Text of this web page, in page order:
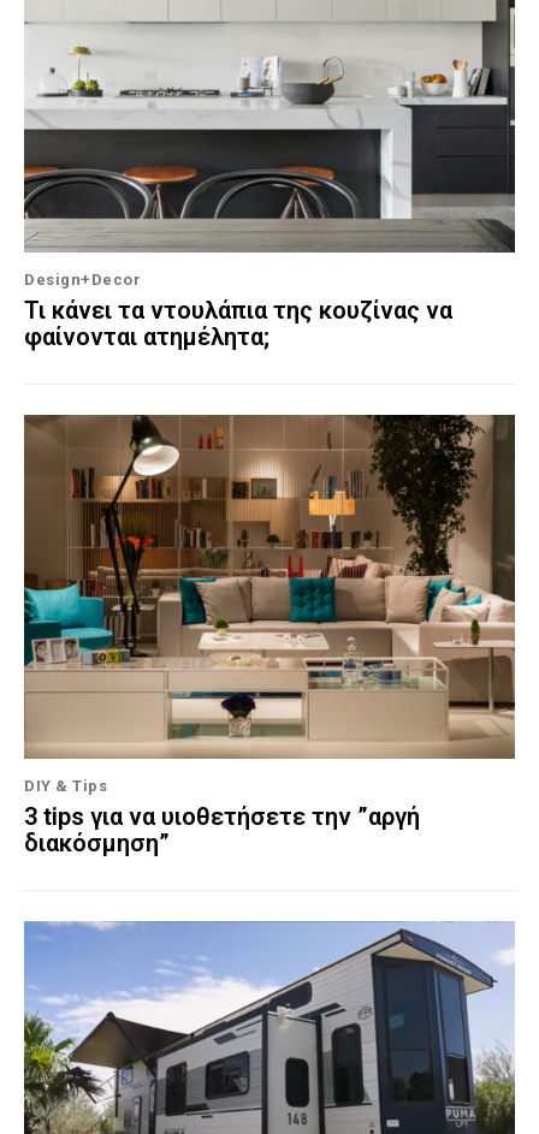
Design+Decor
Τι κάνει τα ντουλάπια της κουζίνας να
φαίνονται ατημέλητα;
DIY & Tips
3 tips για να υιοθετήσετε την ”αργή
διακόσμηση”